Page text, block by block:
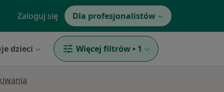
Zaloguj się Dla profesjonalistów
dzieci Więcej filtrów • 1